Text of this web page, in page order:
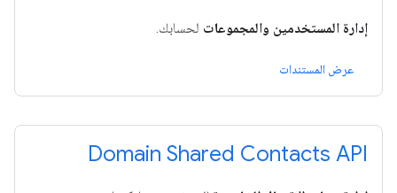
إدارة المستخدمين والمجموعات لحسابك.
عرض المستندات
Domain Shared Contacts API